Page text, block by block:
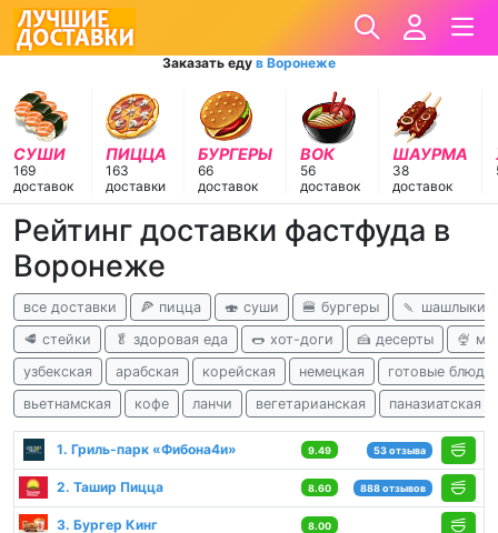
Заказать еду в Воронеже
СУШИ
169
доставок
ПИЦЦА
163
доставки
БУРГЕРЫ
66
доставок
ВОК
56
доставок
ШАУРМА
38
доставок
Рейтинг доставки фастфуда в
Воронеже
все доставки 🍕 пицца 🍣 суши 🍔 бургеры
🍡 шашлыки
🥩 стейки
🥬 здоровая еда 🌭 хот-доги 🍰 десерты
🍨
узбекская
арабская корейская немецкая
готовые блюда
вьетнамская
кофе ланчи вегетарианская паназиатская
1. Гриль-парк «Фибона4и» 9.49 53 отзыва
2. Ташир Пицца 8.60 888 отзывов
3. Бургер Кинг 8.00